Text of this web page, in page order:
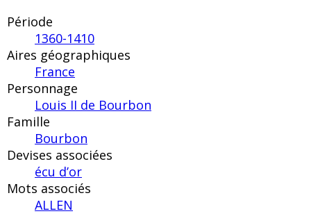
Période
1360-1410
Aires géographiques
France
Personnage
Louis II de Bourbon
Famille
Bourbon
Devises associées
écu d’or
Mots associés
ALLEN